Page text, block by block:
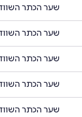
שער הכתר השוודי בתאריך 06/
שער הכתר השוודי בתאריך 07/
שער הכתר השוודי בתאריך 08/
שער הכתר השוודי בתאריך 09/
שער הכתר השוודי בתאריך 10/